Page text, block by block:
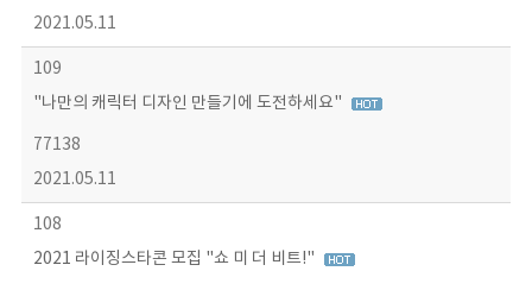
2021.05.11
109
"나만의 캐릭터 디자인 만들기에 도전하세요"
77138
2021.05.11
108
2021 라이징스타콘 모집 "쇼 미 더 비트!"